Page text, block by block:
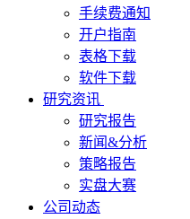
手续费通知
开户指南
表格下载
软件下载
研究资讯
研究报告
新闻&分析
策略报告
实盘大赛
公司动态